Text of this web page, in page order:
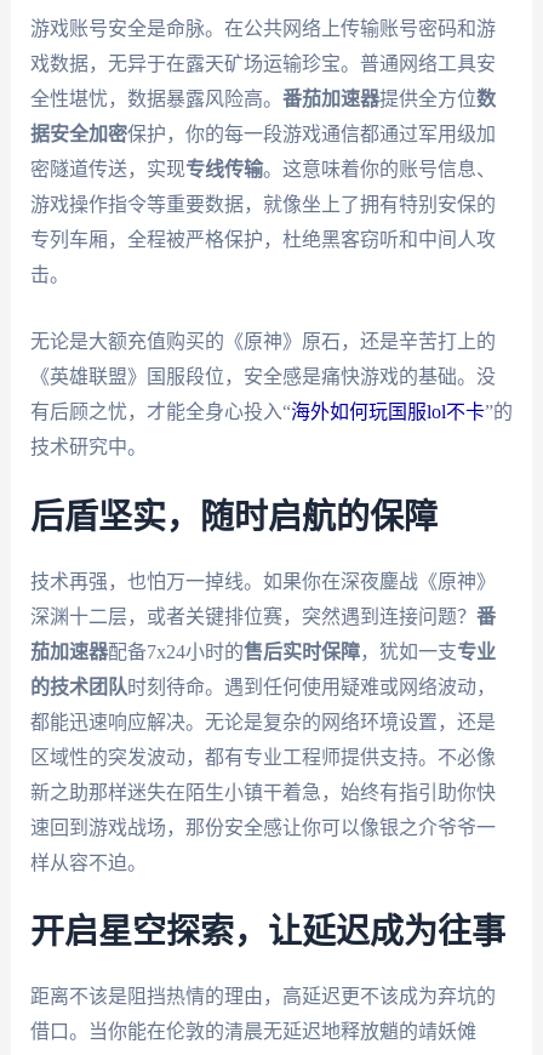
游戏账号安全是命脉。在公共网络上传输账号密码和游
戏数据，无异于在露天矿场运输珍宝。普通网络工具安
全性堪忧，数据暴露风险高。 番茄加速器提供全方位数
据安全加密保护，你的每一段游戏通信都通过军用级加
密隧道传送，实现专线传输。这意味着你的账号信息、
游戏操作指令等重要数据，就像坐上了拥有特别安保的
专列车厢，全程被严格保护，杜绝黑客窃听和中间人攻
击。
无论是大额充值购买的《原神》原石，还是辛苦打上的
《英雄联盟》国服段位，安全感是痛快游戏的基础。没
有后顾之忧，才能全身心投入“海外如何玩国服lol不卡”的
技术研究中。
后盾坚实，随时启航的保障
技术再强，也怕万一掉线。如果你在深夜鏖战《原神》
深渊十二层，或者关键排位赛，突然遇到连接问题？ 番
茄加速器配备7x24小时的售后实时保障，犹如一支专业
的技术团队时刻待命。遇到任何使用疑难或网络波动，
都能迅速响应解决。无论是复杂的网络环境设置，还是
区域性的突发波动，都有专业工程师提供支持。不必像
新之助那样迷失在陌生小镇干着急，始终有指引助你快
速回到游戏战场，那份安全感让你可以像银之介爷爷一
样从容不迫。
开启星空探索，让延迟成为往事
距离不该是阻挡热情的理由，高延迟更不该成为弃坑的
借口。当你能在伦敦的清晨无延迟地释放魈的靖妖傩